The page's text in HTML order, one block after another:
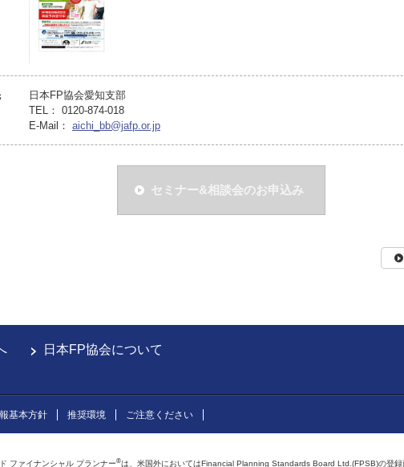
日本FP協会愛知支部
TEL： 0120-874-018
E-Mail： aichi_bb@jafp.or.jp
セミナー&相談会のお申込み
日本FP協会について
基本方針 推奨環境 ご注意ください
ファイナンシャル プランナー®は、米国外においてはFinancial Planning Standards Board Ltd.(FPSB)の登録